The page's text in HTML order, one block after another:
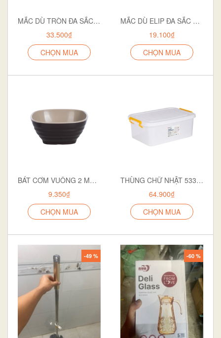
MẮC DÙ TRÒN ĐA SẮC 18 KẸP 2798
33.500₫
CHỌN MUA
MẮC DÙ ELIP ĐA SẮC 12 KẸP 2800
19.100₫
CHỌN MUA
BÁT CƠM VUÔNG 2 MÀU 6807
9.350₫
CHỌN MUA
THÙNG CHỮ NHẬT 5332 TRẮNG ĐỤC
64.900₫
CHỌN MUA
-49 % -60 %